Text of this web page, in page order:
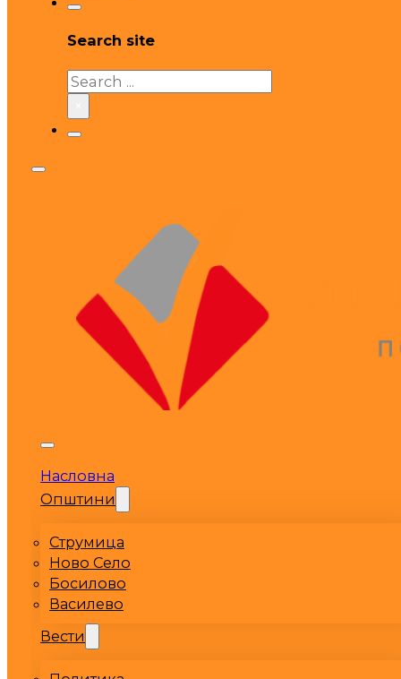
Search site
Search
Насловна
Општини
Струмица
Ново Село
Босилово
Василево
Вести